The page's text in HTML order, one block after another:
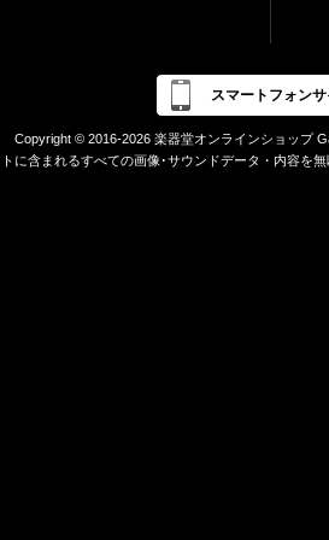
スマートフォンサ
Copyright © 2016-2026 楽器堂オンラインショップ
に含まれるすべての画像･サウンドデータ・内容を